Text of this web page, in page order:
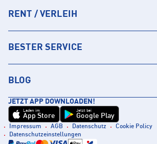
RENT / VERLEIH
BESTER SERVICE
BLOG
JETZT APP DOWNLOADEN!
Laden im
App Store
Jetzt bei
Google Play
Impressum AGB Datenschutz
Cookie Policy
Datenschutzeinstellungen